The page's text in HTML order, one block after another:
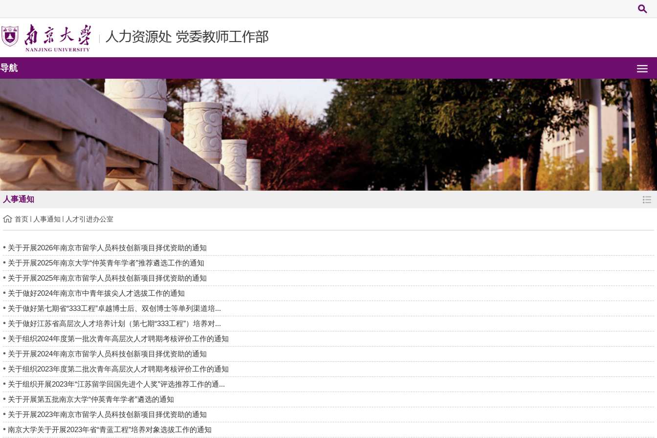
导航
人事通知
首页 人事通知 人才引进办公室
关于开展2026年南京市留学人员科技创新项目择优资助的通知
关于开展2025年南京大学“仲英青年学者”推荐遴选工作的通知
关于开展2025年南京市留学人员科技创新项目择优资助的通知
关于做好2024年南京市中青年拔尖人才选拔工作的通知
关于做好第七期省“333工程”卓越博士后、双创博士等单列渠道培...
关于做好江苏省高层次人才培养计划（第七期“333工程”）培养对...
关于组织2024年度第一批次青年高层次人才聘期考核评价工作的通知
关于开展2024年南京市留学人员科技创新项目择优资助的通知
关于组织2023年度第二批次青年高层次人才聘期考核评价工作的通知
关于组织开展2023年“江苏留学回国先进个人奖”评选推荐工作的通...
关于开展第五批南京大学“仲英青年学者”遴选的通知
关于开展2023年南京市留学人员科技创新项目择优资助的通知
南京大学关于开展2023年省“青蓝工程”培养对象选拔工作的通知